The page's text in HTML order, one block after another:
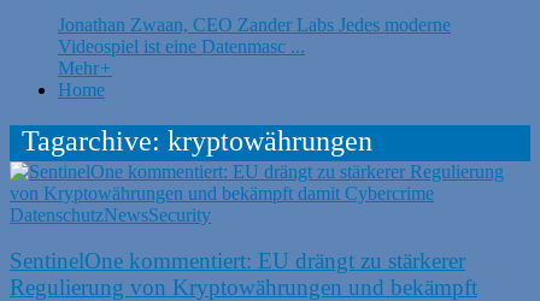
Jonathan Zwaan, CEO Zander Labs Jedes moderne
Videospiel ist eine Datenmasc ...
Mehr+
Home
Tagarchive: kryptowährungen
DatenschutzNewsSecurity
SentinelOne kommentiert: EU drängt zu stärkerer
Regulierung von Kryptowährungen und bekämpft